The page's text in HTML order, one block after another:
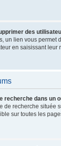
des
un lien vous
en saisissant
recherche dans un
de recherche située
sur toutes les